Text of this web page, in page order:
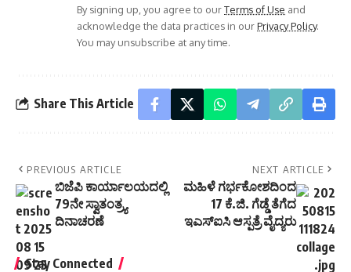
By signing up, you agree to ourTerms of Use and
acknowledge the data practices in ourPrivacy Policy.
You may unsubscribe at any time.
Share This Article
PREVIOUS ARTICLE
ಬಿಜೆಪಿ ಕಾರ್ಯಾಲಯದಲ್ಲಿ
79ನೇ ಸ್ವಾತಂತ್ರ್ಯ
ದಿನಾಚರಣೆ
NEXT ARTICLE
ಮಹಿಳೆ ಗರ್ಭಕೋಶದಿಂದ
17 ಕೆ.ಜಿ. ಗೆಡ್ಡೆ ತೆಗೆದ
ಇಎಸ್‌ಐಸಿ ಆಸ್ಪತ್ರೆ ವೈದ್ಯರು
Stay Connected